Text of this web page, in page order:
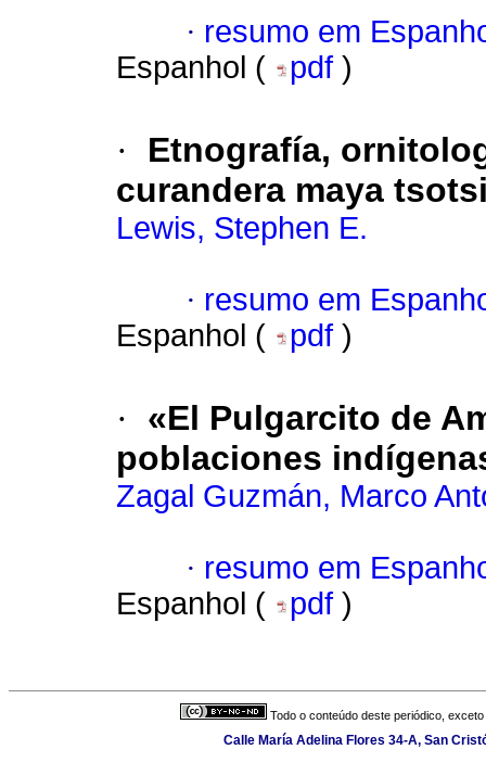
· resumo em
Espanhol (
pdf )
·
Etnografía,
curandera maya
Lewis, Stephen E.
· resumo em
Espanhol (
pdf )
·
«El Pulgarcito de
poblaciones
Zagal Guzmán, Marco
· resumo em
Espanhol (
pdf )
Todo o conteúdo deste periódico,
Calle María Adelina Flores 34-A, San